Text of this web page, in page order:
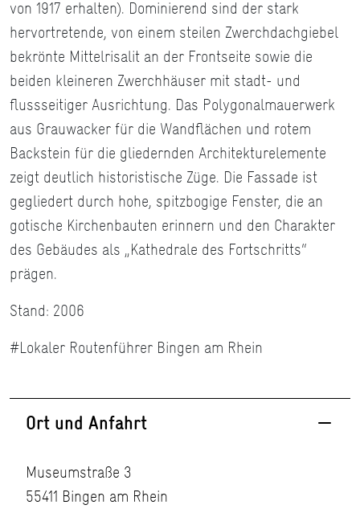
von 1917 erhalten). Dominierend sind der stark
hervortretende, von einem steilen Zwerchdachgiebel
bekrönte Mittelrisalit an der Frontseite sowie die
beiden kleineren Zwerchhäuser mit stadt- und
flussseitiger Ausrichtung. Das Polygonalmauerwerk
aus Grauwacker für die Wandflächen und rotem
Backstein für die gliedernden Architekturelemente
zeigt deutlich historistische Züge. Die Fassade ist
gegliedert durch hohe, spitzbogige Fenster, die an
gotische Kirchenbauten erinnern und den Charakter
des Gebäudes als „Kathedrale des Fortschritts“
prägen.
Stand: 2006
#Lokaler Routenführer Bingen am Rhein
Ort und Anfahrt
Museumstraße 3
55411 Bingen am Rhein